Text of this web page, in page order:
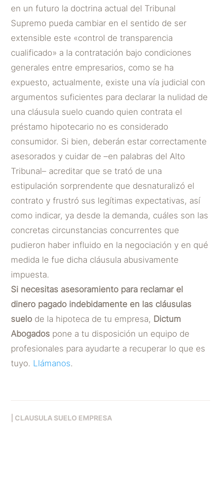
en un futuro la doctrina actual del Tribunal
Supremo pueda cambiar en el sentido de ser
extensible este «control de transparencia
cualificado» a la contratación bajo condiciones
generales entre empresarios, como se ha
expuesto, actualmente, existe una vía judicial con
argumentos suficientes para declarar la nulidad de
una cláusula suelo cuando quien contrata el
préstamo hipotecario no es considerado
consumidor. Si bien, deberán estar correctamente
asesorados y cuidar de –en palabras del Alto
Tribunal– acreditar que se trató de una
estipulación sorprendente que desnaturalizó el
contrato y frustró sus legítimas expectativas, así
como indicar, ya desde la demanda, cuáles son las
concretas circunstancias concurrentes que
pudieron haber influido en la negociación y en qué
medida le fue dicha cláusula abusivamente
impuesta.
Si necesitas asesoramiento para reclamar el
dinero pagado indebidamente en las cláusulas
suelo de la hipoteca de tu empresa, Dictum
Abogados pone a tu disposición un equipo de
profesionales para ayudarte a recuperar lo que es
tuyo. Llámanos.
CLAUSULA SUELO EMPRESA